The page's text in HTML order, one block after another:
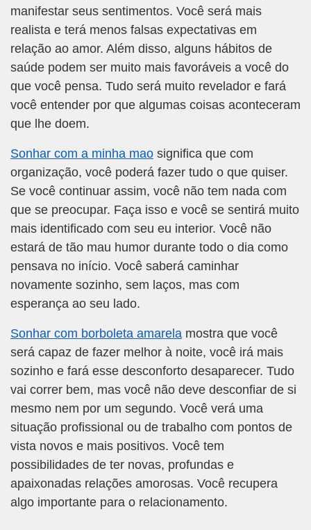
manifestar seus sentimentos. Você será mais
realista e terá menos falsas expectativas em
relação ao amor. Além disso, alguns hábitos de
saúde podem ser muito mais favoráveis a você do
que você pensa. Tudo será muito revelador e fará
você entender por que algumas coisas aconteceram
que lhe doem.
Sonhar com a minha mao significa que com
organização, você poderá fazer tudo o que quiser.
Se você continuar assim, você não tem nada com
que se preocupar. Faça isso e você se sentirá muito
mais identificado com seu eu interior. Você não
estará de tão mau humor durante todo o dia como
pensava no início. Você saberá caminhar
novamente sozinho, sem laços, mas com
esperança ao seu lado.
Sonhar com borboleta amarela mostra que você
será capaz de fazer melhor à noite, você irá mais
sozinho e fará esse desconforto desaparecer. Tudo
vai correr bem, mas você não deve desconfiar de si
mesmo nem por um segundo. Você verá uma
situação profissional ou de trabalho com pontos de
vista novos e mais positivos. Você tem
possibilidades de ter novas, profundas e
apaixonadas relações amorosas. Você recupera
algo importante para o relacionamento.